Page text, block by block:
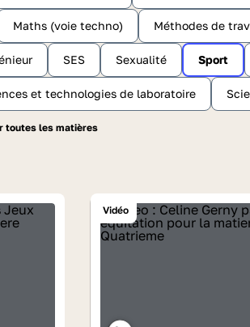
Maths (voie techno) Méthodes de
SES Sexualité Sport
et technologies de laboratoire
Vidéo